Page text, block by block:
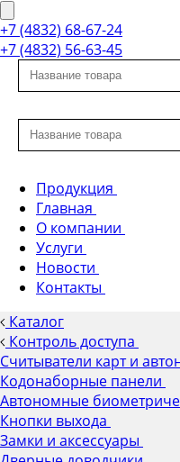
+7 (4832) 68-67-24
+7 (4832) 56-63-45
Продукция
Главная
О компании
Услуги
Новости
Контакты
Каталог
Контроль доступа
Считыватели карт и
Кодонаборные панели
Автономные
Кнопки выхода
Замки и аксессуары